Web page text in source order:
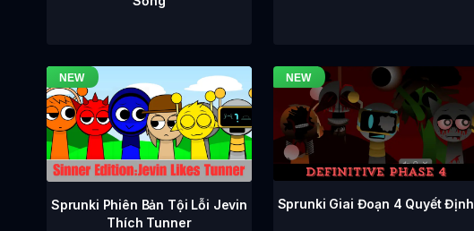
Sprunki Phiên Bản Tội Lỗi Jevin
Thích Tunner
Sprunki Giai Đoạn 4 Quyết Định